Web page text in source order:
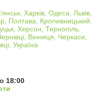
Харків, Одеса, Львів,
Полтава, Кропивницький,
Херсон, Тернопіль,
Вінниця, Черкаси,
Україна
18:00